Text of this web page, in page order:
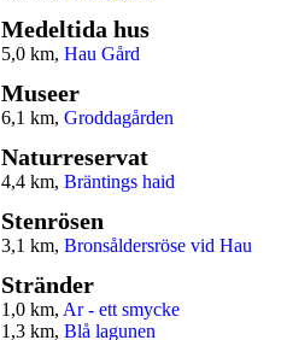
Medeltida hus
5,0 km, Hau Gård
Museer
6,1 km, Groddagården
Naturreservat
4,4 km, Bräntings haid
Stenrösen
3,1 km, Bronsåldersröse vid Hau
Stränder
1,0 km, Ar - ett smycke
1,3 km, Blå lagunen